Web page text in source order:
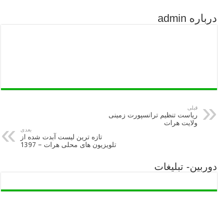
درباره admin
قبلی
ریاست تنظیم ترانسپورت زمینی
ولایت هرات
بعدی
تازه ترین لیست آبدت شده از
تلویزیون های محلی هرات – 1397
دوربین- تبلیغات